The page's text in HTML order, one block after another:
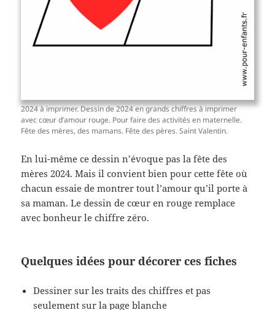
2024 à imprimer. Dessin de 2024 en grands chiffres à imprimer
avec cœur d’amour rouge. Pour faire des activités en maternelle.
Fête des mères, des mamans. Fête des pères. Saint Valentin.
En lui-même ce dessin n’évoque pas la fête des
mères 2024. Mais il convient bien pour cette fête où
chacun essaie de montrer tout l’amour qu’il porte à
sa maman. Le dessin de cœur en rouge remplace
avec bonheur le chiffre zéro.
Quelques idées pour décorer ces fiches
Dessiner sur les traits des chiffres et pas
seulement sur la page blanche